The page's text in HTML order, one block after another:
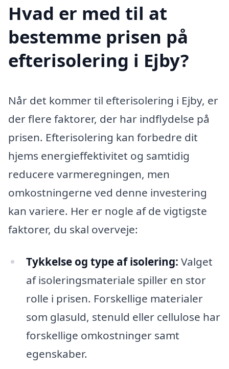
Hvad er med til at
bestemme prisen på
efterisolering i Ejby?
Når det kommer til efterisolering i Ejby, er
der flere faktorer, der har indflydelse på
prisen. Efterisolering kan forbedre dit
hjems energieffektivitet og samtidig
reducere varmeregningen, men
omkostningerne ved denne investering
kan variere. Her er nogle af de vigtigste
faktorer, du skal overveje:
Tykkelse og type af isolering: Valget
af isoleringsmateriale spiller en stor
rolle i prisen. Forskellige materialer
som glasuld, stenuld eller cellulose har
forskellige omkostninger samt
egenskaber.